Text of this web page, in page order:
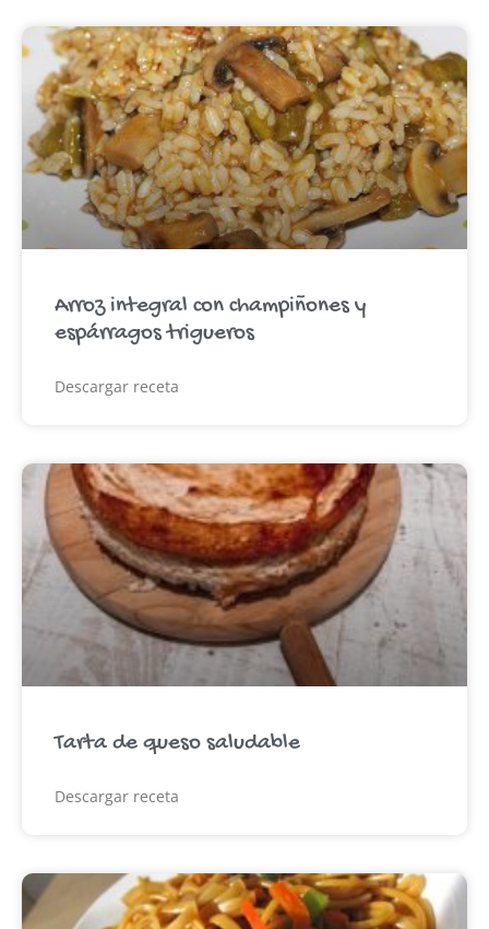
Arroz integral con champiñones y
espárragos trigueros
Descargar receta
Tarta de queso saludable
Descargar receta